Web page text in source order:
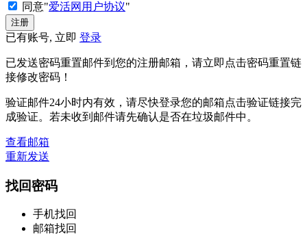
同意"爱活网用户协议"
已有账号, 立即 登录
已发送密码重置邮件到您的注册邮箱，请立即点击密码重置链
接修改密码！
验证邮件24小时内有效，请尽快登录您的邮箱点击验证链接完
成验证。若未收到邮件请先确认是否在垃圾邮件中。
查看邮箱
重新发送
找回密码
手机找回
邮箱找回